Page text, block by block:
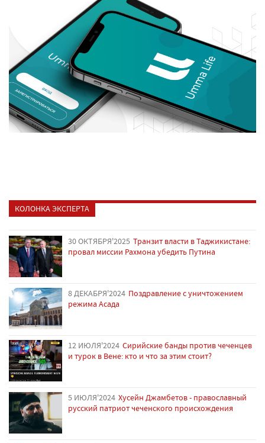
КОЛОНКА ЭКСПЕРТА
30 ОКТЯБРЯ'2025 Транзит власти в Таджикистане:
провал миссии Рахмона убедить Путина
8 ДЕКАБРЯ'2024 Поздравление с уничтожением
режима Асада
12 ИЮЛЯ'2024 Сирийские банды против чеченцев
и турок в Вене: кто и что за этим стоит?
5 ИЮЛЯ'2024 Хусейн Джамбетов - православный
русский патриот чеченского происхождения